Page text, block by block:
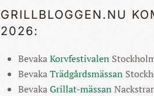
GRILLBLOGGEN.NU
2026:
BevakaKorvfestivalen
BevakaTrädgårdsmässan
BevakaGrillat-mässan